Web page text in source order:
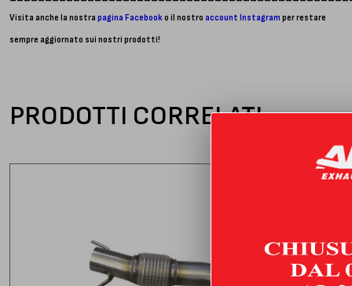
Visita anche la nostra pagina Facebooko il nostro account Instagram per restare
sempre aggiornato sui nostri prodotti!
PRODOTTI CORRELATI